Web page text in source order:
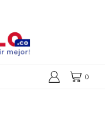
0